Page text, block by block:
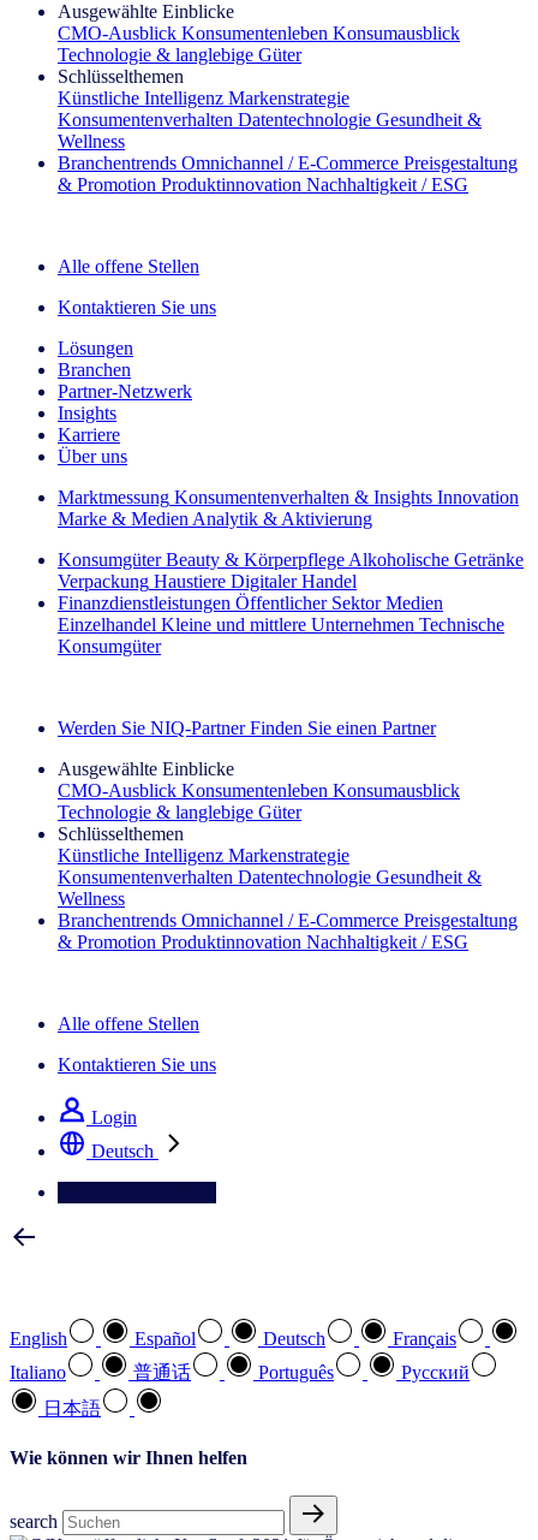
Ausgewählte Einblicke
CMO‑Ausblick Konsumentenleben Konsumausblick
Technologie & langlebige Güter
Schlüsselthemen
Künstliche Intelligenz Markenstrategie
Konsumentenverhalten Datentechnologie Gesundheit &
Wellness
Branchentrends Omnichannel / E‑Commerce Preisgestaltung
& Promotion Produktinnovation Nachhaltigkeit / ESG
Alle offene Stellen
Kontaktieren Sie uns
Lösungen
Branchen
Partner-Netzwerk
Insights
Karriere
Über uns
Marktmessung Konsumentenverhalten & Insights Innovation
Marke & Medien Analytik & Aktivierung
Konsumgüter Beauty & Körperpflege Alkoholische Getränke
Verpackung Haustiere Digitaler Handel
Finanzdienstleistungen Öffentlicher Sektor Medien
Einzelhandel Kleine und mittlere Unternehmen Technische
Konsumgüter
Werden Sie NIQ-Partner Finden Sie einen Partner
Ausgewählte Einblicke
CMO‑Ausblick Konsumentenleben Konsumausblick
Technologie & langlebige Güter
Schlüsselthemen
Künstliche Intelligenz Markenstrategie
Konsumentenverhalten Datentechnologie Gesundheit &
Wellness
Branchentrends Omnichannel / E‑Commerce Preisgestaltung
& Promotion Produktinnovation Nachhaltigkeit / ESG
Alle offene Stellen
Kontaktieren Sie uns
Login
Deutsch
English Español Deutsch
Français
Italiano
普通话 Português
Pусский
日本語
Wie können wir Ihnen helfen
search